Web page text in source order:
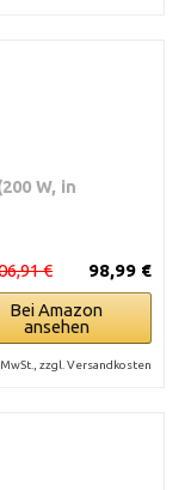
W, in
98,99 €
€
Bei Amazon
ansehen
zzgl. Versandkosten